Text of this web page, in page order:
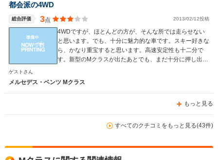
都会派の4WD
総合評価 3点 2013/02/12投稿
4WDですが、ほとんどの方が、そんな所では走らせない
と思います。でも、十分に魅力的な車です。スキー好きな
ら、かなり重宝すると思います。高速安定性も十二分で
す。新型のMクラスが出たあとでも、まだ十分に押し出し
ゲストさん
メルセデス・ベンツ Mクラス
もっと見る
すべてのクチコミをもっと見る(43件)